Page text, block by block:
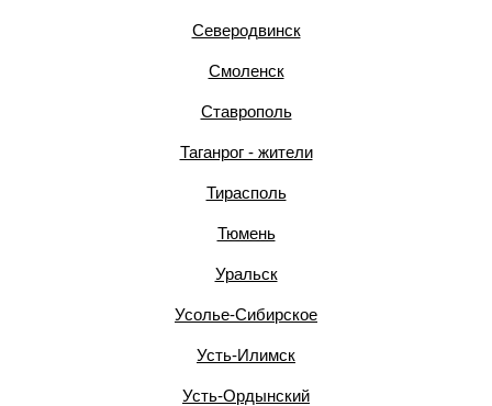
Северодвинск
Смоленск
Ставрополь
Таганрог - жители
Тирасполь
Тюмень
Уральск
Усолье-Сибирское
Усть-Илимск
Усть-Ордынский